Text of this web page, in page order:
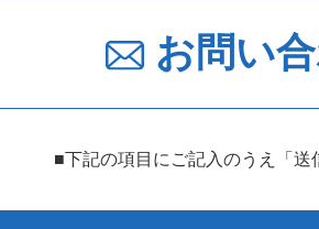
お問い
■下記の項目にご記入のうえ「